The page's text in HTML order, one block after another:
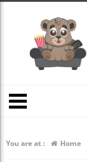
You are at : Home